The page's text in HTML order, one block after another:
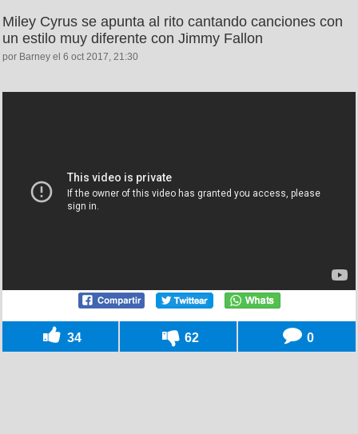
Miley Cyrus se apunta al rito cantando canciones con
un estilo muy diferente con Jimmy Fallon
por Barney el 6 oct 2017, 21:30
34 62 0